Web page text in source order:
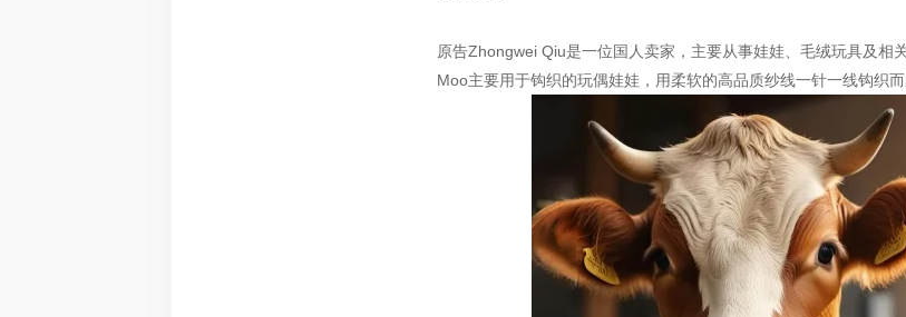
原告Zhongwei Qiu是一位国人卖家，主要从事娃娃、毛绒玩具及相
Moo主要用于钩织的玩偶娃娃，用柔软的高品质纱线一针一线钩织